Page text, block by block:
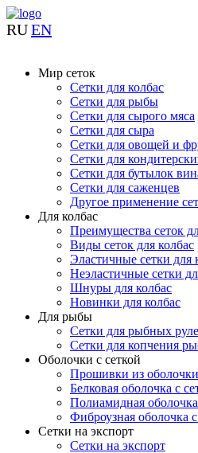
RUEN
Мир сеток
Сетки для колбас
Сетки для рыбы
Сетки для сырого мяса
Сетки для сыра
Сетки для овощей и
Сетки для
Сетки для бутылок
Сетки для саженцев
Другое применение
Для колбас
Преимущества сеток
Виды сеток для колбас
Эластичные сетки для
Неэластичные сетки
Шнуры для колбас
Новинки для колбас
Для рыбы
Сетки для рыбных
Сетки для копчения
Оболочки с сеткой
Прошивки из оболочки
Белковая оболочка с
Полиамидная оболочка
Фиброузная оболочка с
Сетки на экспорт
Сетки на экспорт